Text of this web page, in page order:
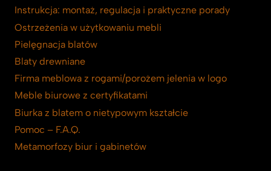
Instrukcja: montaż, regulacja i praktyczne porady
Ostrzeżenia w użytkowaniu mebli
Pielęgnacja blatów
Blaty drewniane
Firma meblowa z rogami/porożem jelenia w logo
Meble biurowe z certyfikatami
Biurka z blatem o nietypowym kształcie
Pomoc – F.A.Q.
Metamorfozy biur i gabinetów